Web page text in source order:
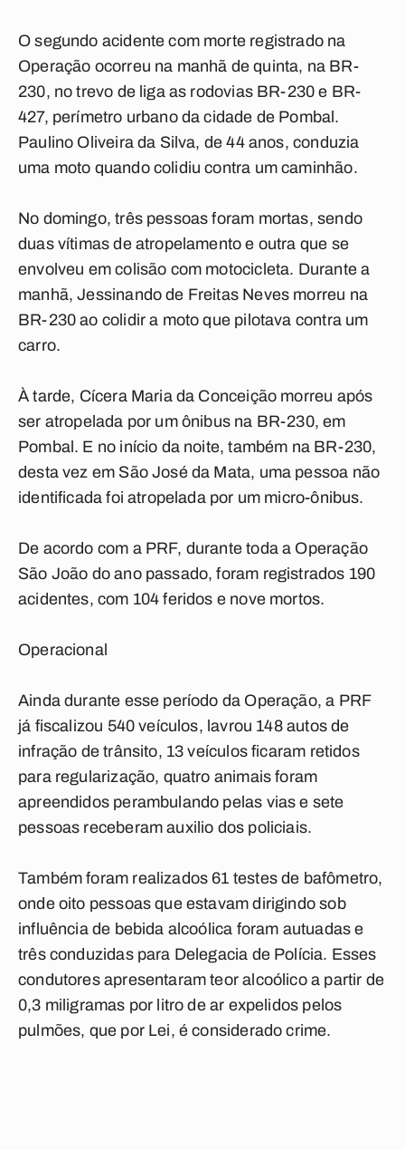
O segundo acidente com morte registrado na
Operação ocorreu na manhã de quinta, na BR-
230, no trevo de liga as rodovias BR-230 e BR-
427, perímetro urbano da cidade de Pombal.
Paulino Oliveira da Silva, de 44 anos, conduzia
uma moto quando colidiu contra um caminhão.
No domingo, três pessoas foram mortas, sendo
duas vítimas de atropelamento e outra que se
envolveu em colisão com motocicleta. Durante a
manhã, Jessinando de Freitas Neves morreu na
BR-230 ao colidir a moto que pilotava contra um
carro.
À tarde, Cícera Maria da Conceição morreu após
ser atropelada por um ônibus na BR-230, em
Pombal. E no início da noite, também na BR-230,
desta vez em São José da Mata, uma pessoa não
identificada foi atropelada por um micro-ônibus.
De acordo com a PRF, durante toda a Operação
São João do ano passado, foram registrados 190
acidentes, com 104 feridos e nove mortos.
Operacional
Ainda durante esse período da Operação, a PRF
já fiscalizou 540 veículos, lavrou 148 autos de
infração de trânsito, 13 veículos ficaram retidos
para regularização, quatro animais foram
apreendidos perambulando pelas vias e sete
pessoas receberam auxilio dos policiais.
Também foram realizados 61 testes de bafômetro,
onde oito pessoas que estavam dirigindo sob
influência de bebida alcoólica foram autuadas e
três conduzidas para Delegacia de Polícia. Esses
condutores apresentaram teor alcoólico a partir de
0,3 miligramas por litro de ar expelidos pelos
pulmões, que por Lei, é considerado crime.